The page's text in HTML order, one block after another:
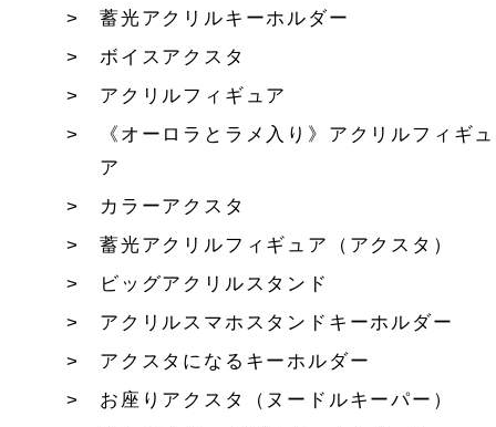
蓄光アクリルキーホルダー
ボイスアクスタ
アクリルフィギュア
《オーロラとラメ入り》アクリルフィギュ
ア
カラーアクスタ
蓄光アクリルフィギュア（アクスタ）
ビッグアクリルスタンド
アクリルスマホスタンドキーホルダー
アクスタになるキーホルダー
お座りアクスタ（ヌードルキーパー）